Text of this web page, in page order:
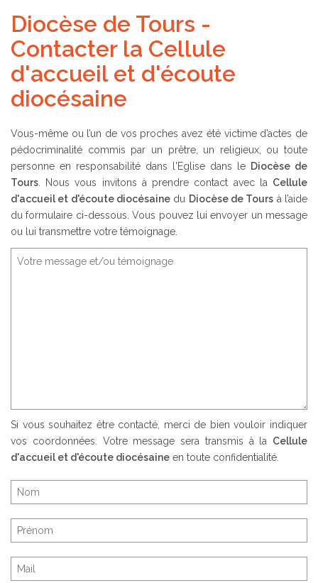
Diocèse de Tours -
Contacter la Cellule
d'accueil et d'écoute
diocésaine
Vous-même ou l’un de vos proches avez été victime d’actes de
pédocriminalité commis par un prêtre, un religieux, ou toute
personne en responsabilité dans l'Eglise dans le Diocèse de
Tours. Nous vous invitons à prendre contact avec la Cellule
d'accueil et d'écoute diocésaine du Diocèse de Tours à l’aide
du formulaire ci-dessous. Vous pouvez lui envoyer un message
ou lui transmettre votre témoignage.
Si vous souhaitez être contacté, merci de bien vouloir indiquer
vos coordonnées. Votre message sera transmis à la Cellule
d'accueil et d'écoute diocésaine en toute confidentialité.